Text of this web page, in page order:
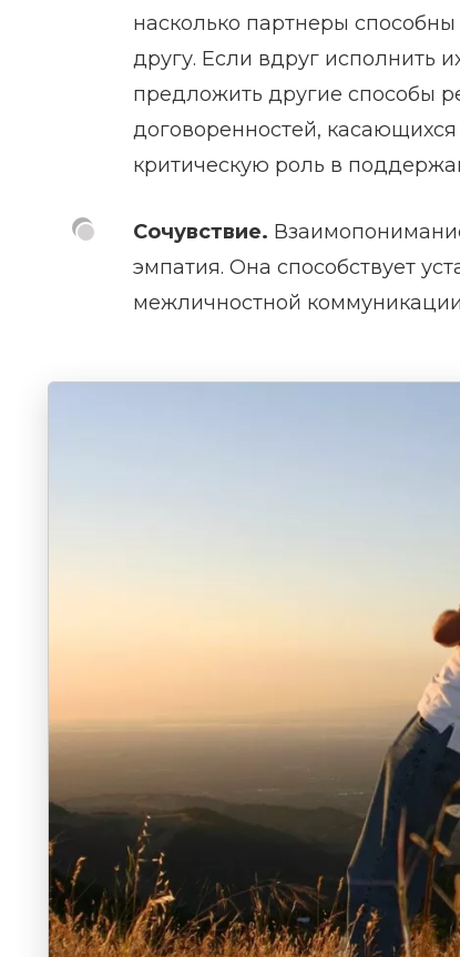
насколько партнеры
другу. Если вдруг исполнить
предложить другие способы
договоренностей,
критическую роль в
Сочувствие.
эмпатия. Она способствует
межличностной